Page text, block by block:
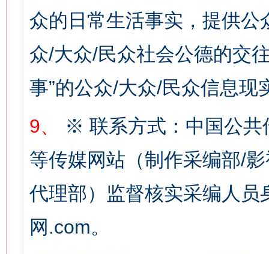
众的日常生活事实，提供
众/大众/民众社会公德的交
事”的公众/大众/民众信息现
9、
※ 联系方式：中国公共
等传媒网站（制作采编部/
代理部）监督核实采编人员
网.com。
在谋一域中谋全局
今